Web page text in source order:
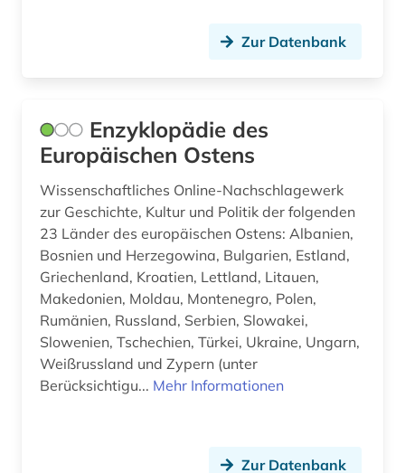
Zur Datenbank
Enzyklopädie des
Europäischen Ostens
Wissenschaftliches Online-Nachschlagewerk
zur Geschichte, Kultur und Politik der folgenden
23 Länder des europäischen Ostens: Albanien,
Bosnien und Herzegowina, Bulgarien, Estland,
Griechenland, Kroatien, Lettland, Litauen,
Makedonien, Moldau, Montenegro, Polen,
Rumänien, Russland, Serbien, Slowakei,
Slowenien, Tschechien, Türkei, Ukraine, Ungarn,
Weißrussland und Zypern (unter
Berücksichtigu... Mehr Informationen
Zur Datenbank